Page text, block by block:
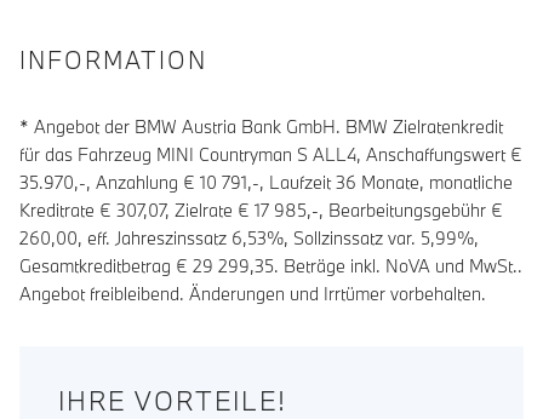
INFORMATION
* Angebot der BMW Austria Bank GmbH. BMW Zielratenkredit
für das Fahrzeug MINI Countryman S ALL4, Anschaffungswert €
35.970,-, Anzahlung € 10 791,-, Laufzeit36 Monate, monatliche
Kreditrate € 307,07, Zielrate € 17 985,-, Bearbeitungsgebühr €
260,00, eff. Jahreszinssatz 6,53%, Sollzinssatz var. 5,99%,
Gesamtkreditbetrag € 29 299,35. Beträge inkl. NoVA und MwSt..
Angebot freibleibend. Änderungen und Irrtümer vorbehalten.
IHRE VORTEILE!